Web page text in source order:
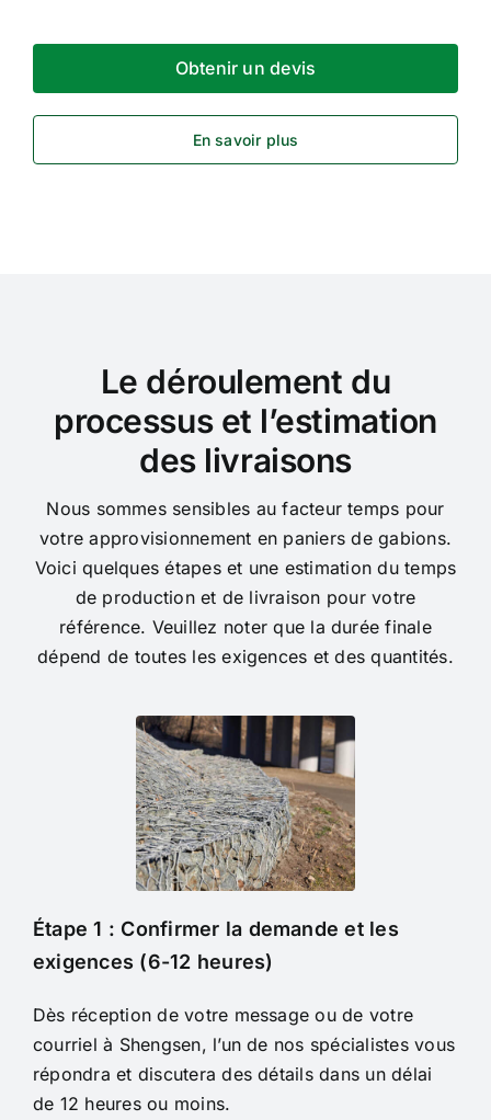
Obtenir un devis
En savoir plus
Le déroulement du
processus et l’estimation
des livraisons
Nous sommes sensibles au facteur temps pour
votre approvisionnement en paniers de gabions.
Voici quelques étapes et une estimation du temps
de production et de livraison pour votre
référence. Veuillez noter que la durée finale
dépend de toutes les exigences et des quantités.
Étape 1 : Confirmer la demande et les
exigences (6-12 heures)
Dès réception de votre message ou de votre
courriel à Shengsen, l’un de nos spécialistes vous
répondra et discutera des détails dans un délai
de 12 heures ou moins.